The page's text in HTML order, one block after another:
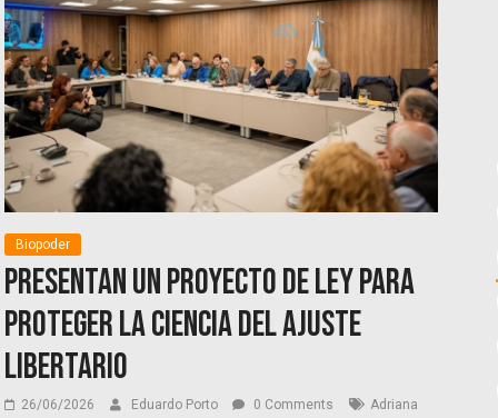
Biopoder
Presentan un proyecto de ley para
proteger la ciencia del ajuste
libertario
26/06/2026 Eduardo Porto 0 Comments
Adriana